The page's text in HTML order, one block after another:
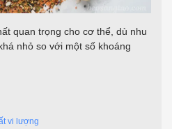
quan trọng cho cơ thể, dù nhu
nhỏ so với một số khoáng
vi lượng